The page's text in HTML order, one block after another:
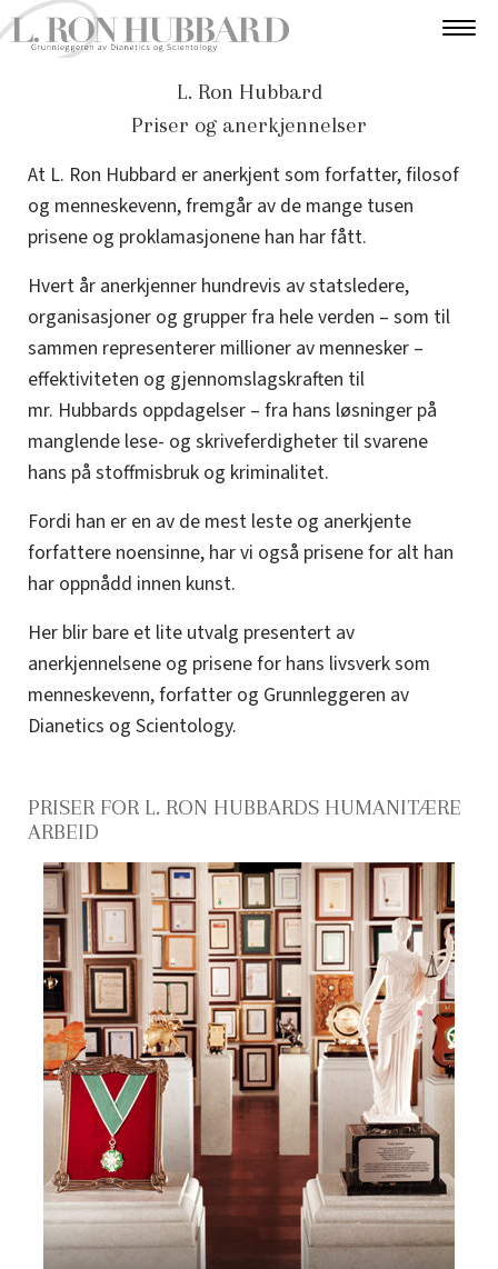
L. Ron Hubbard
Priser og anerkjennelser
At L. Ron Hubbard er anerkjent som forfatter, filosof
og menneskevenn, fremgår av de mange tusen
prisene og proklamasjonene han har fått.
Hvert år anerkjenner hundrevis av statsledere,
organisasjoner og grupper fra hele verden – som til
sammen representerer millioner av mennesker –
effektiviteten og gjennomslagskraften til
mr. Hubbards oppdagelser – fra hans løsninger på
manglende lese- og skriveferdigheter til svarene
hans på stoffmisbruk og kriminalitet.
Fordi han er en av de mest leste og anerkjente
forfattere noensinne, har vi også prisene for alt han
har oppnådd innen kunst.
Her blir bare et lite utvalg presentert av
anerkjennelsene og prisene for hans livsverk som
menneskevenn, forfatter og Grunnleggeren av
Dianetics og Scientology.
PRISER FOR L. RON HUBBARDS HUMANITÆRE
ARBEID